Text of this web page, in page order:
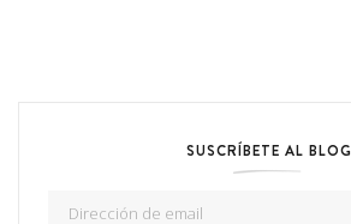
SUSCRÍBETE AL BLOG